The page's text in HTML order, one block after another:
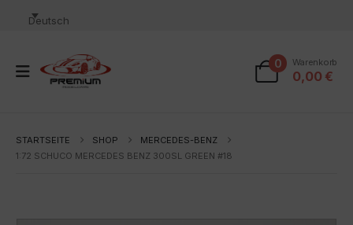
Deutsch
0 Warenkorb
0,00 €
STARTSEITE SHOP
MERCEDES-BENZ
1:72 SCHUCO MERCEDES BENZ 300SL GREEN #18